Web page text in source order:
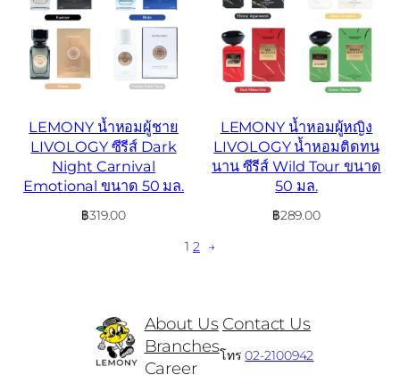
LEMONY น้ำหอมผู้ชาย
LIVOLOGY ซีรีส์ Dark
Night Carnival
Emotional ขนาด 50 มล.
฿319.00
LEMONY น้ำหอมผู้หญิง
LIVOLOGY น้ำหอมติดทน
นาน ซีรีส์ Wild Tour ขนาด
50 มล.
฿289.00
1 2 →
About Us
Branches
Career
Contact Us
โทร02-2100942